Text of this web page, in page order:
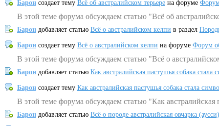
Барон создает тему Всё об австралийском терьере на форуме
В этой теме форума обсуждаем статью "Всё об
Барон добавляет статью Всё о австралийском келпи в раздел
Барон создает тему Всё о австралийском келпи на форуме Форум
В этой теме форума обсуждаем статью "Всё о
Барон добавляет статью Как австралийская пастушья собака
Барон создает тему Как австралийская пастушья собака стала
В этой теме форума обсуждаем статью "Как
Барон добавляет статью Всё о породе австралийская овчарка (аусси)